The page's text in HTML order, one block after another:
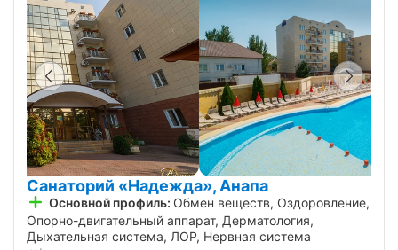
Санаторий «Надежда», Анапа
Основной профиль: Обмен веществ, Оздоровление,
Опорно-двигательный аппарат, Дерматология,
Дыхательная система, ЛОР, Нервная система